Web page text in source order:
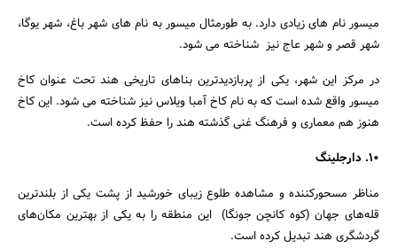
میسور نام های زیادی دارد. به طورمثال میسور به نام های شهر باغ، شهر یوگا،
شهر قصر و شهر عاج نیز شناخته می شود.
در مرکز این شهر، یکی از پربازدیدترین بناهای تاریخی هند تحت عنوان کاخ
میسور واقع شده است که به نام کاخ آمبا ویلاس نیز شناخته می شود. این کاخ
هنوز هم معماری و فرهنگ غنی گذشته هند را حفظ کرده است.
10. دارجلینگ
مناظر مسحورکننده و مشاهده طلوع زیبای خورشید از پشت یکی از بلندترین
قله‌های جهان (کوه کانچن جونگا) این منطقه را به یکی از بهترین مکان‌های
گردشگری هند تبدیل کرده است.